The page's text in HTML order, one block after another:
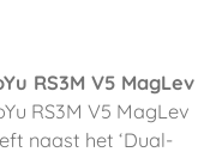
RS3M V5 MagLev
RS3M V5 MagLev
naast het ‘Dual-